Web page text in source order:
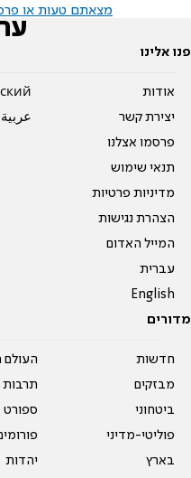
מצאתם טעות או
פנו אלינו
אודות
יצירת קשר
פרסמו אצלנו
תנאי שימוש
מדיניות פרטיות
הצהרת נגישות
המייל האדום
עברית
English
عربية
מדורים
חדשות
מבזקים
ביטחוני
פוליטי-מדיני
בארץ
העולם
תרבות
ספורט
יהדות